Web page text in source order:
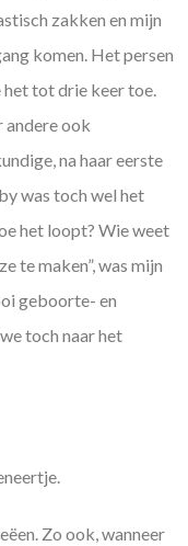
zakken en mijn
komen. Het persen
het tot drie keer toe.
andere ook
na haar eerste
was toch wel het
het loopt? Wie weet
te maken”, was mijn
geboorte- en
toch naar het
Zo ook, wanneer